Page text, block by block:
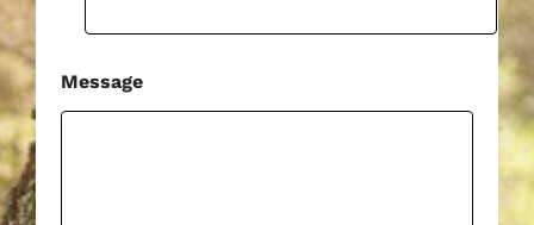
Message